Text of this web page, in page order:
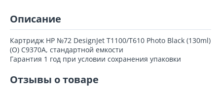
Описание
Картридж HP №72 DesignJet T1100/T610 Photo Black (130ml)
(О) C9370A, стандартной емкости
Гарантия 1 год при условии сохранения упаковки
Отзывы о товаре